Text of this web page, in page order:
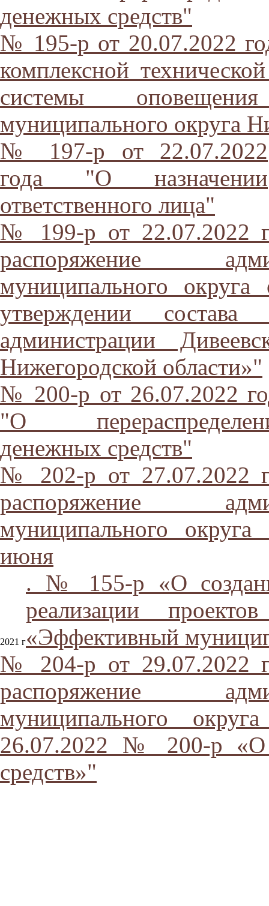
денежных средств"
№ 195-р от 20.07.2022
комплексной
системы
муниципального округа
№ 197-р от 22.07.2022
года "О назначении
ответственного лица"
№ 199-р от 22.07.2022
распоряжение
муниципального
утверждении состава
администрации
Нижегородской области»"
№ 200-р от 26.07.2022
"О
денежных средств"
№ 202-р от 27.07.2022
распоряжение
муниципального
июня
2021 г
. № 155-р «О
реализации
«Эффективный
№ 204-р от 29.07.2022
распоряжение
муниципального
26.07.2022 № 200-р «О
средств»"